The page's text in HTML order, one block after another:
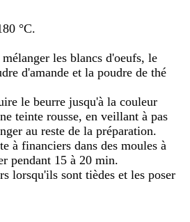
°C.
les blancs d'oeufs, le
d'amande et la poudre de thé
le beurre jusqu'à la couleur
teinte rousse, en veillant à pas
au reste de la préparation.
à financiers dans des moules à
pendant 15 à 20 min.
lorsqu'ils sont tièdes et les poser